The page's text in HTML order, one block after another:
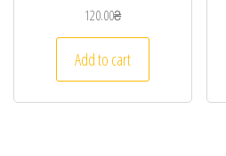
120.00₴
Add to cart